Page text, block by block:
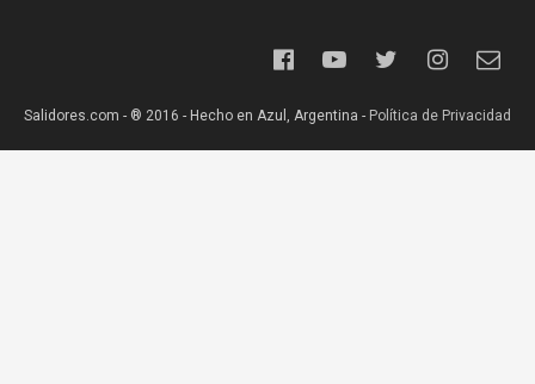
Salidores.com - ® 2016 - Hecho en Azul, Argentina - Política de Privacidad